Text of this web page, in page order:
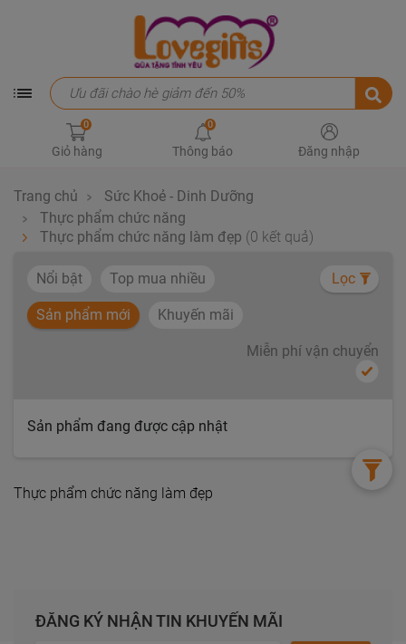
0
Giỏ hàng
0
Thông báo Đăng nhập
Trang chủ
Sức Khoẻ - Dinh Dưỡng
Thực phẩm chức năng
Thực phẩm chức năng làm đẹp (0 kết quả)
Nổi bật Top mua nhiều
Sản phẩm mới Khuyến mãi
Lọc
Miễn phí vận chuyển
Sản phẩm đang được cập nhật
Thực phẩm chức năng làm đẹp
ĐĂNG KÝ NHẬN TIN KHUYẾN MÃI